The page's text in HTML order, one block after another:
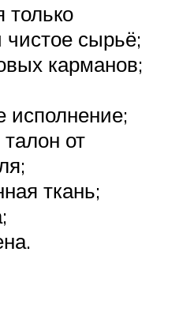
только
чистое сырьё;
карманов;
исполнение;
от
ткань;